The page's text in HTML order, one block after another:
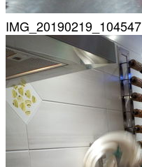
IMG_20190219_104547